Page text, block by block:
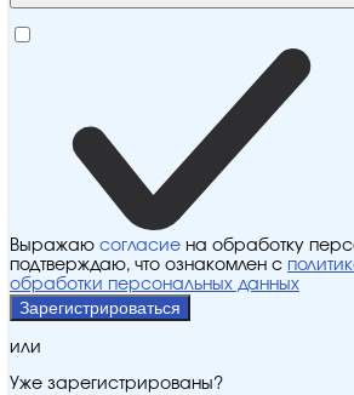
Выражаю согласие на обработку
подтверждаю, что ознакомлен с
обработки персональных данных
Зарегистрироваться
или
Уже зарегистрированы?